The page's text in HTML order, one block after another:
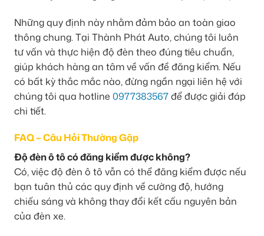
Những quy định này nhằm đảm bảo an toàn giao
thông chung. Tại Thành Phát Auto, chúng tôi luôn
tư vấn và thực hiện độ đèn theo đúng tiêu chuẩn,
giúp khách hàng an tâm về vấn đề đăng kiểm. Nếu
có bất kỳ thắc mắc nào, đừng ngần ngại liên hệ với
chúng tôi qua hotline 0977383567để được giải đáp
chi tiết.
FAQ – Câu Hỏi Thường Gặp
Độ đèn ô tô có đăng kiểm được không?
Có, việc độ đèn ô tô vẫn có thể đăng kiểm được nếu
bạn tuân thủ các quy định về cường độ, hướng
chiếu sáng và không thay đổi kết cấu nguyên bản
của đèn xe.